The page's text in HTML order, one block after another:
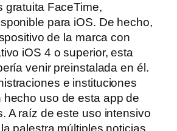
gratuita FaceTime,
para iOS. De hecho,
de la marca con
iOS 4 o superior, esta
venir preinstalada en él.
e instituciones
uso de esta app de
A raíz de este uso intensivo